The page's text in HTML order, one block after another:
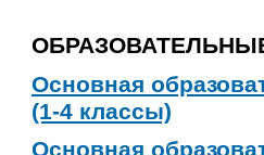
Основная
(1-4 классы)
Основная